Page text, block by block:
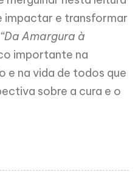
impactar e transformar
“Da Amargura à
importante na
e na vida de todos que
sobre a cura e o